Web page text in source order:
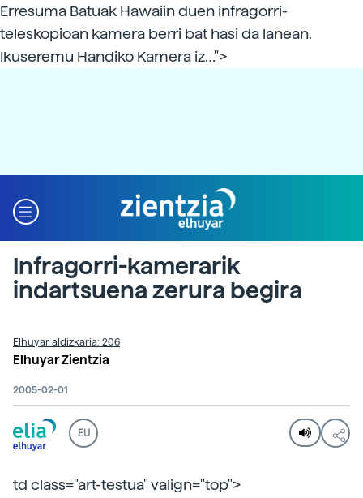
Erresuma Batuak Hawaiin duen infragorri-
teleskopioan kamera berri bat hasi da lanean.
Ikuseremu Handiko Kamera iz…">
Infragorri-kamerarik
indartsuena zerura begira
Elhuyar aldizkaria: 206
Elhuyar Zientzia
2005-02-01
EU
td class="art-testua" valign="top">